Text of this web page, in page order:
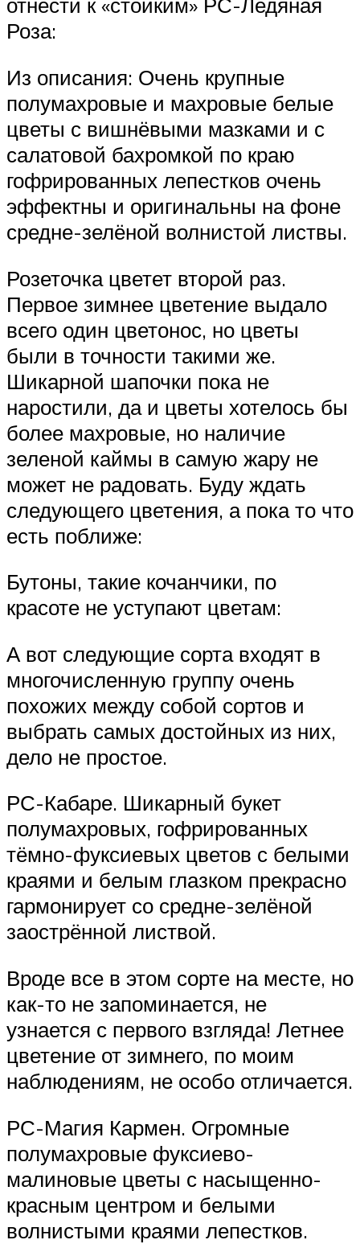
Роза:
Из описания: Очень крупные
полумахровые и махровые белые
цветы с вишнёвыми мазками и с
салатовой бахромкой по краю
гофрированных лепестков очень
эффектны и оригинальны на фоне
средне-зелёной волнистой листвы.
Розеточка цветет второй раз.
Первое зимнее цветение выдало
всего один цветонос, но цветы
были в точности такими же.
Шикарной шапочки пока не
наростили, да и цветы хотелось бы
более махровые, но наличие
зеленой каймы в самую жару не
может не радовать. Буду ждать
следующего цветения, а пока то что
есть поближе:
Бутоны, такие кочанчики, по
красоте не уступают цветам:
А вот следующие сорта входят в
многочисленную группу очень
похожих между собой сортов и
выбрать самых достойных из них,
дело не простое.
РС-Кабаре. Шикарный букет
полумахровых, гофрированных
тёмно-фуксиевых цветов с белыми
краями и белым глазком прекрасно
гармонирует со средне-зелёной
заострённой листвой.
Вроде все в этом сорте на месте, но
как-то не запоминается, не
узнается с первого взгляда! Летнее
цветение от зимнего, по моим
наблюдениям, не особо отличается.
РС-Магия Кармен. Огромные
полумахровые фуксиево-
малиновые цветы с насыщенно-
красным центром и белыми
волнистыми краями лепестков.